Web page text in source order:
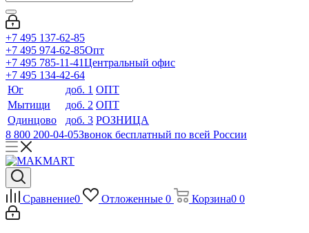
+7 495 137-62-85
+7 495 974-62-85Опт
+7 495 785-11-41Центральный офис
+7 495 134-42-64
Юг
доб. 1 ОПТ
Мытищи
доб. 2 ОПТ
Одинцово
доб. 3 РОЗНИЦА
8 800 200-04-05Звонок бесплатный по всей России
Сравнение0 Отложенные 0 Корзина0 0